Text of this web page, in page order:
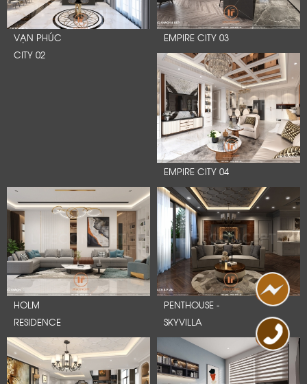
VẠN PHÚC
CITY 02
EMPIRE CITY 03
EMPIRE CITY 04
HOLM
RESIDENCE
PENTHOUSE -
SKYVILLA